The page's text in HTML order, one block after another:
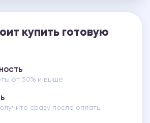
купить готовую
от 50% и выше
сразу после оплаты